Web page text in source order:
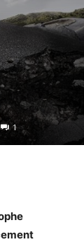
1